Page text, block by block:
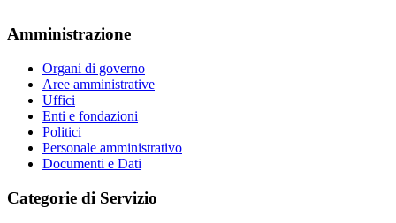
Amministrazione
Organi di governo
Aree amministrative
Uffici
Enti e fondazioni
Politici
Personale amministrativo
Documenti e Dati
Categorie di Servizio